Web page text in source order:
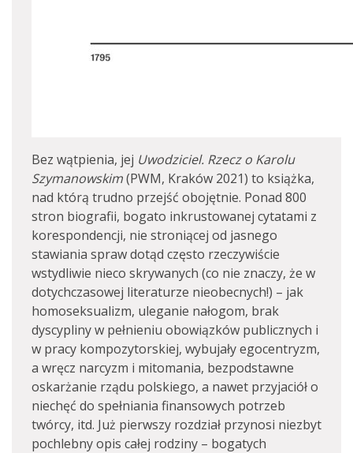
Bez wątpienia, jej Uwodziciel. Rzecz o Karolu
Szymanowskim(PWM, Kraków 2021) to książka,
nad którą trudno przejść obojętnie. Ponad 800
stron biografii, bogato inkrustowanej cytatami z
korespondencji, nie stroniącej od jasnego
stawiania spraw dotąd często rzeczywiście
wstydliwie nieco skrywanych (co nie znaczy, że w
dotychczasowej literaturze nieobecnych!) – jak
homoseksualizm, uleganie nałogom, brak
dyscypliny w pełnieniu obowiązków publicznych i
w pracy kompozytorskiej, wybujały egocentryzm,
a wręcz narcyzm i mitomania, bezpodstawne
oskarżanie rządu polskiego, a nawet przyjaciół o
niechęć do spełniania finansowych potrzeb
twórcy, itd. Już pierwszy rozdział przynosi niezbyt
pochlebny opis całej rodziny – bogatych